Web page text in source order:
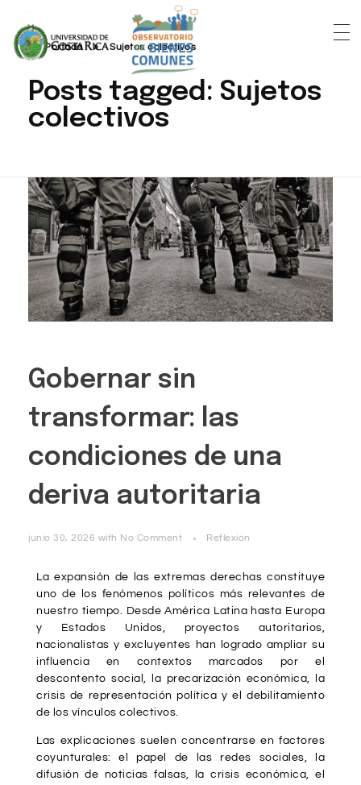
Portada » Sujetos colectivos
Posts tagged: Sujetos
colectivos
Gobernar sin
transformar: las
condiciones de una
deriva autoritaria
junio 30, 2026 with No Comment Reflexión
La expansión de las extremas derechas constituye
uno de los fenómenos políticos más relevantes de
nuestro tiempo. Desde América Latina hasta Europa
y Estados Unidos, proyectos autoritarios,
nacionalistas y excluyentes han logrado ampliar su
influencia en contextos marcados por el
descontento social, la precarización económica, la
crisis de representación política y el debilitamiento
de los vínculos colectivos.
Las explicaciones suelen concentrarse en factores
coyunturales: el papel de las redes sociales, la
difusión de noticias falsas, la crisis económica, el